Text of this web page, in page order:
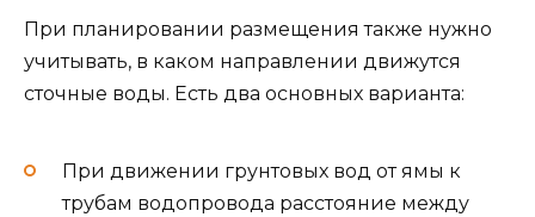
При планировании размещения также нужно
учитывать, в каком направлении движутся
сточные воды. Есть два основных варианта:
При движении грунтовых вод от ямы к
трубам водопровода расстояние между